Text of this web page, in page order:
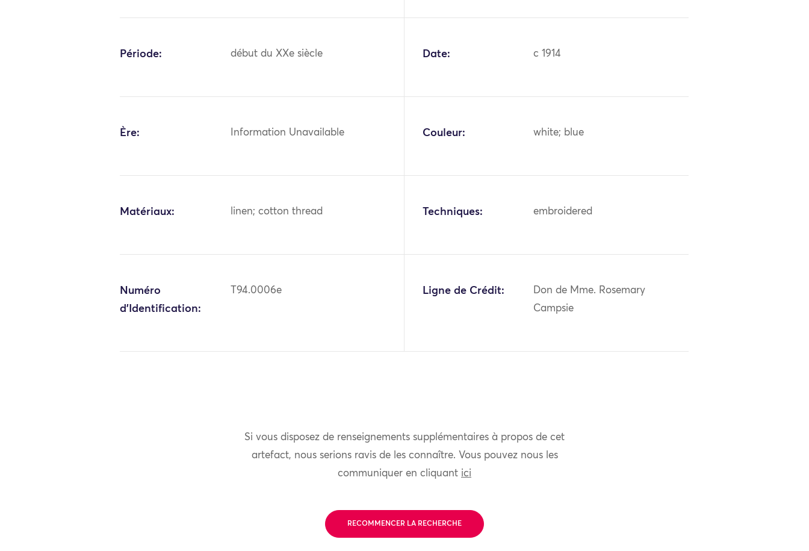
Période: début du XXe siècle Date: c 1914
Ère: Information Unavailable Couleur: white; blue
Matériaux: linen; cotton thread Techniques: embroidered
Numéro
d'Identification:
T94.0006e Ligne de Crédit:
Don de Mme. Rosemary
Campsie
Si vous disposez de renseignements supplémentaires à propos de cet
artefact, nous serions ravis de les connaître. Vous pouvez nous les
communiquer en cliquant ici
RECOMMENCER LA RECHERCHE